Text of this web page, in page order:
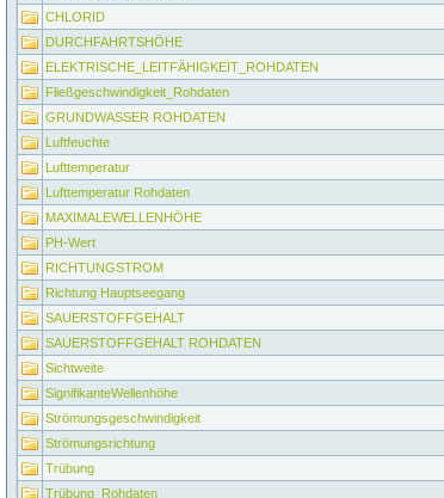
CHLORID
DURCHFAHRTSHÖHE
ELEKTRISCHE_LEITFÄHIGKEIT_ROHDATEN
Fließgeschwindigkeit_Rohdaten
GRUNDWASSER ROHDATEN
Luftfeuchte
Lufttemperatur
Lufttemperatur Rohdaten
MAXIMALEWELLENHÖHE
PH-Wert
RICHTUNGSTROM
Richtung Hauptseegang
SAUERSTOFFGEHALT
SAUERSTOFFGEHALT ROHDATEN
Sichtweite
SignifikanteWellenhöhe
Strömungsgeschwindigkeit
Strömungsrichtung
Trübung
Trübung_Rohdaten